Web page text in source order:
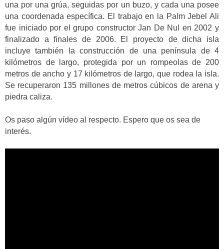
una por una grúa, seguidas por un buzo, y cada una posee
una coordenada específica. El trabajo en la Palm Jebel Ali
fue iniciado por el grupo constructor Jan De Nul en 2002 y
finalizado a finales de 2006. El proyecto de dicha isla
incluye también la construcción de una península de 4
kilómetros de largo, protegida por un rompeolas de 200
metros de ancho y 17 kilómetros de largo, que rodea la isla.
Se recuperaron 135 millones de metros cúbicos de arena y
piedra caliza.
Os paso algún vídeo al respecto. Espero que os sea de
interés.